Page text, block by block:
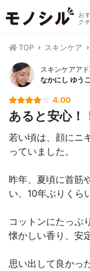
お
ク
TOP スキンケア
スキンケアア
なかにし ゆうこ
4.00
あると安心！
若い頃は、顔にニ
っていました。
昨年、夏頃に首筋
い、10年ぶりくら
コットンにたっぷ
懐かしい香り、安
思い出して良かった